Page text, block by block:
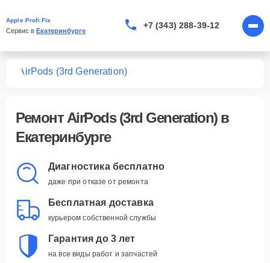
Apple Profi Fix
Сервис в Екатеринбурге
+7 (343) 288-39-12
AirPods (3rd Generation)
Ремонт AirPods (3rd Generation)в
Екатеринбурге
Диагностика бесплатно
даже при отказе от ремонта
Бесплатная доставка
курьером собственной службы
Гарантия до 3 лет
на все виды работ и запчастей